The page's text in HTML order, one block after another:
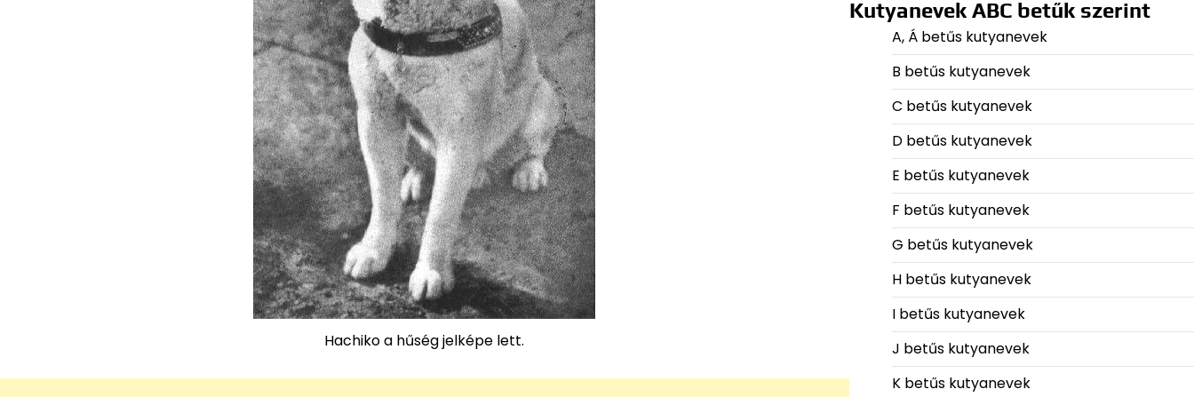
Hachiko a hűség jelképe lett.
Kutyanevek ABC betűk szerint
A, Á betűs kutyanevek
B betűs kutyanevek
C betűs kutyanevek
D betűs kutyanevek
E betűs kutyanevek
F betűs kutyanevek
G betűs kutyanevek
H betűs kutyanevek
I betűs kutyanevek
J betűs kutyanevek
K betűs kutyanevek